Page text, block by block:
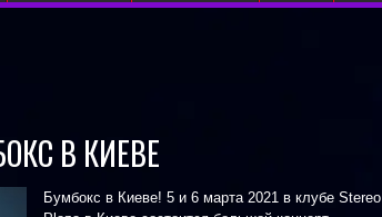
В КИЕВЕ
Бумбокс в Киеве! 5 и 6 марта 2021 в клубе Stereo